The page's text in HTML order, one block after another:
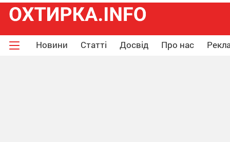
Новини Статті Досвід Про нас